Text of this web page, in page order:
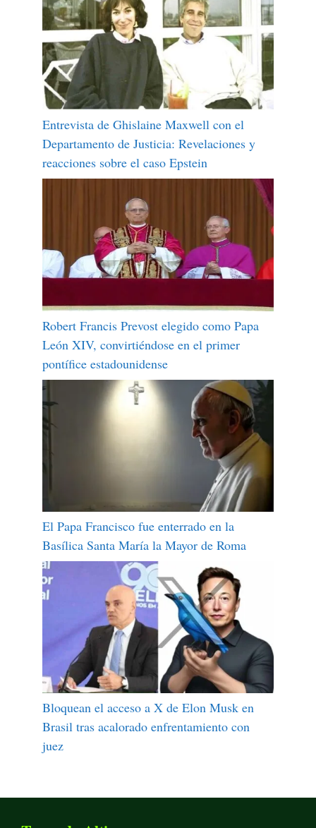
Entrevista de Ghislaine Maxwell con el
Departamento de Justicia: Revelaciones y
reacciones sobre el caso Epstein
Robert Francis Prevost elegido como Papa
León XIV, convirtiéndose en el primer
pontífice estadounidense
El Papa Francisco fue enterrado en la
Basílica Santa María la Mayor de Roma
Bloquean el acceso a X de Elon Musk en
Brasil tras acalorado enfrentamiento con
juez